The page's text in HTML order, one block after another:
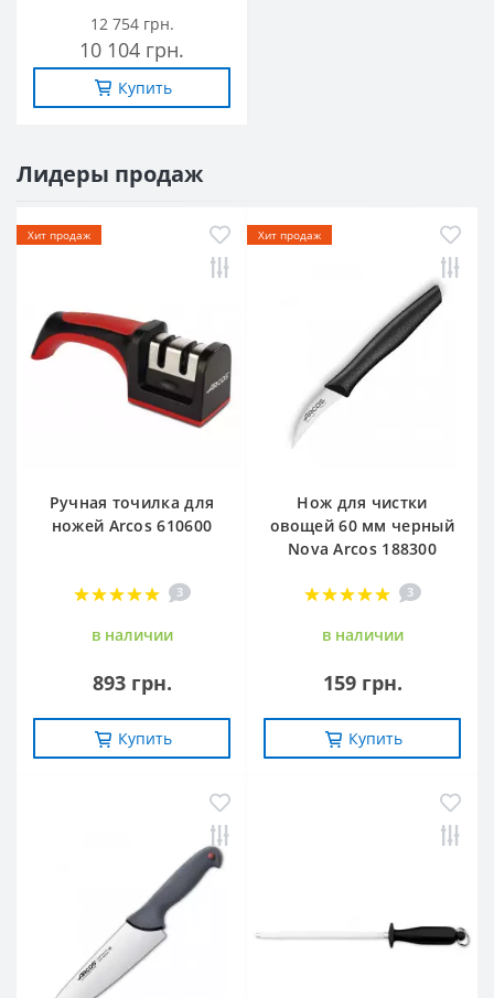
12 754 грн.
10 104 грн.
Купить
Лидеры продаж
Хит продаж
Ручная точилка для
ножей Arcos 610600
3
в наличии
893 грн.
Купить
Хит продаж
Нож для чистки
овощей 60 мм черный
Nova Arcos 188300
3
в наличии
159 грн.
Купить